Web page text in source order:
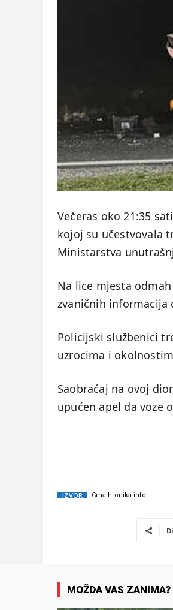
Večeras oko 21:35
kojoj su učestvovala
Ministarstva
Na lice mjesta
zvaničnih informacija
Policijski službenici
uzrocima i
Saobraćaj na ovoj
upućen apel da voze
IZVOR Crna-hronika.info
MOŽDA VAS ZANIMA?